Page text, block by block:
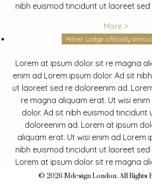
nibh euismod tincidunt ut laoreet
More >
Milner Lodge officially
Lorem at ipsum dolor sit re magna
enim ad Lorem ipsum dolor. Ad sit
ut laoreet sed re doloreenim ad.
re magna aliquam erat. Ut wisi
dolor. Ad sit nibh euismod tincidunt
doloreenim ad. Lorem at ipsum
aliquam erat. Ut wisi enim ad Lorem
nibh euismod tincidunt ut laoreet
Lorem at ipsum dolor sit re magna
enim ad Lorem ipsum dolor. Ad sit
© 2026 Mdesign London. All Rights